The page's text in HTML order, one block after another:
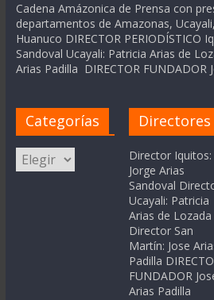
Cadena Amázonica de Prensa con
departamentos de Amazonas,
Huanuco DIRECTOR PERIODÍSTICO
Sandoval Ucayali: Patricia Arias de
Arias Padilla DIRECTOR FUNDADOR
Categorías
Categorías
Directores
Director Iquitos:
Jorge Arias
Sandoval
Ucayali: Patricia
Arias de Lozada
Director San
Martín: Jose
Padilla
FUNDADOR
Arias Padilla